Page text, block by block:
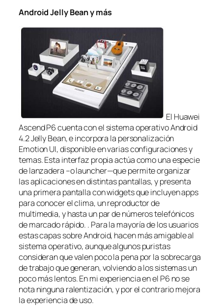
Android Jelly Bean y más
El Huawei
Ascend P6 cuenta con el sistema operativo Android
4.2 Jelly Bean, e incorpora la personalización
Emotion UI, disponible en varias configuraciones y
temas. Esta interfaz propia actúa como una especie
de lanzadera –o launcher—que permite organizar
las aplicaciones en distintas pantallas, y presenta
una primera pantalla con widgets que incluyen apps
para conocer el clima, un reproductor de
multimedia, y hasta un par de números telefónicos
de marcado rápido. . Para la mayoría de los usuarios
estas capas sobre Android, hacen más amigable al
sistema operativo, aunque algunos puristas
consideran que valen poco la pena por la sobrecarga
de trabajo que generan, volviendo a los sistemas un
poco más lentos. En mi experiencia en el P6 no se
nota ninguna ralentización, y por el contrario mejora
la experiencia de uso.